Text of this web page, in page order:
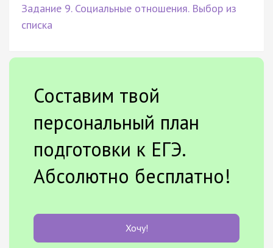
Задание 9. Социальные отношения. Выбор из
списка
Составим твой
персональный план
подготовки к ЕГЭ.
Абсолютно бесплатно!
Хочу!